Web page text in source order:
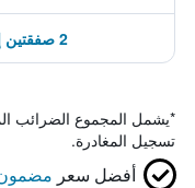
2 صفقتين إضافيتين ابتداءً من 660 ﷼
*يشمل المجموع الضرائب
تسجيل المغادرة.
أفضل سعر